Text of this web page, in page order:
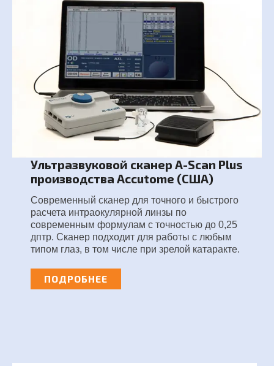
Ультразвуковой сканер A-Scan Plus
производства Accutome (США)
Современный сканер для точного и быстрого
расчета интраокулярной линзы по
современным формулам с точностью до 0,25
дптр. Сканер подходит для работы с любым
типом глаз, в том числе при зрелой катаракте.
ПОДРОБНЕЕ